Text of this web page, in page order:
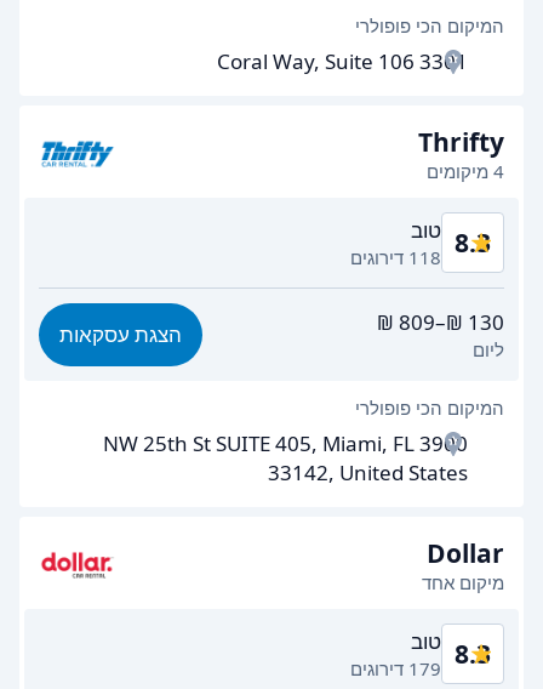
יעילות הסוכן
מהירות החזרת הרכב 9.0
ניקיון רכב
מצב הרכב
המיקום הכי פופולרי
3301 Coral Way, Suite 106
Thrifty
4 מיקומים
8.3 טוב
118 דירוגים
8.0
קלות מציאה 8.5
יעילות הסוכן
מהירות איסוף הרכב
8.8
מצב הרכב
ליום
הצגת עסקאות
המיקום הכי פופולרי
3900 NW 25th St SUITE 405, Miami, FL
33142, United States
Dollar
מיקום אחד
8.3 טוב
179 דירוגים